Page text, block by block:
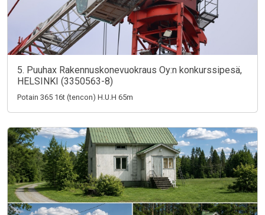
5. Puuhax Rakennuskonevuokraus Oy:n konkurssipesä,
HELSINKI (3350563-8)
Potain 365 16t (tencon) H.U.H 65m